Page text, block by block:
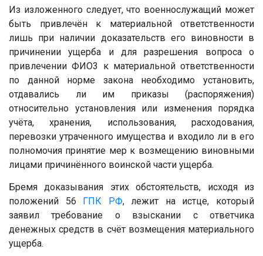
Из изложенного следует, что военнослужащий может
быть привлечён к материальной ответственности
лишь при наличии доказательств его виновности в
причинении ущерба и для разрешения вопроса о
привлечении ФИО3 к материальной ответственности
по данной норме закона необходимо установить,
отдавались ли им приказы (распоряжения)
относительно установления или изменения порядка
учёта, хранения, использования, расходования,
перевозки утраченного имущества и входило ли в его
полномочия принятие мер к возмещению виновными
лицами причинённого воинской части ущерба.
Бремя доказывания этих обстоятельств, исходя из
положений 56 ГПК РФ, лежит на истце, который
заявил требование о взыскании с ответчика
денежных средств в счёт возмещения материального
ущерба.